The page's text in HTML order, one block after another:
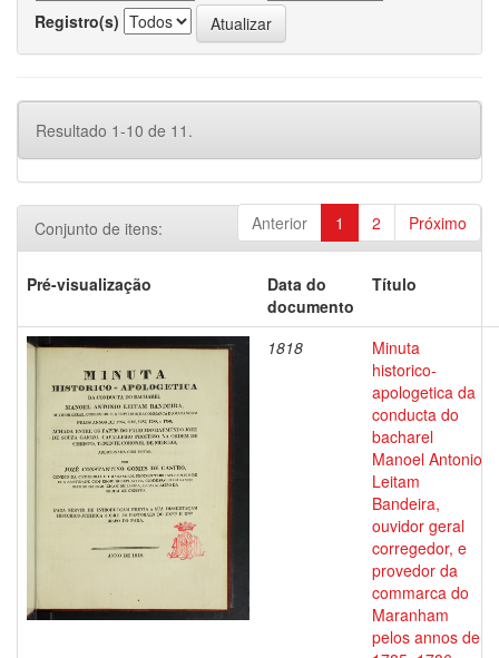
Registro(s)
Resultado 1-10 de 11.
Anterior 1 2 Próximo
Conjunto de itens:
Pré-visualização
Data do
documento
Título
1818
Minuta
historico-
apologetica da
conducta do
bacharel
Manoel Antonio
Leitam
Bandeira,
ouvidor geral
corregedor, e
provedor da
commarca do
Maranham
pelos annos de